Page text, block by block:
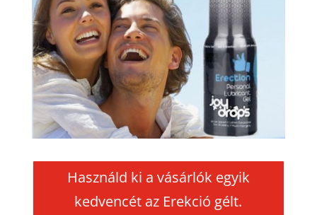
Használd ki a vásárlók egyik
kedvencét az Erekció gélt.